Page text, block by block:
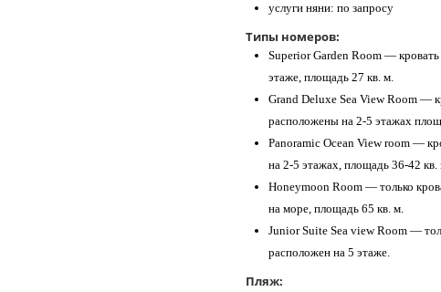
услуги няни: по запросу
Типы номеров:
Superior Garden Room —
этаже, площадь 27 кв. м.
Grand Deluxe Sea View Room —
расположены на 2-5 этажах
Panoramic Ocean View room —
на 2-5 этажах, площадь 36-42 кв.
Honeymoon Room — только
на море, площадь 65 кв. м.
Junior Suite Sea view Room —
расположен на 5 этаже.
Пляж: